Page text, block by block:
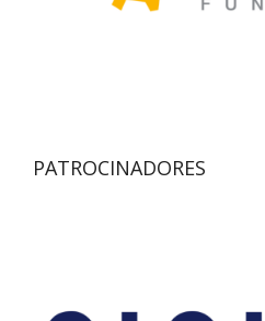
PATROCINADORES